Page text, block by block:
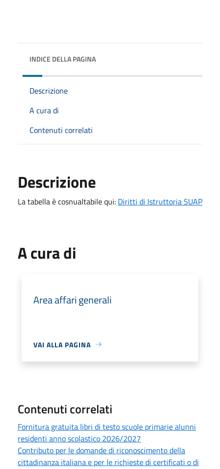
INDICE DELLA PAGINA
Descrizione
A cura di
Contenuti correlati
Descrizione
La tabella è cosnualtabile qui: Diritti di Istruttoria SUAP
A cura di
Area affari generali
VAI ALLA PAGINA
Contenuti correlati
Fornitura gratuita libri di testo scuole primarie alunni
residenti anno scolastico 2026/2027
Contributo per le domande di riconoscimento della
cittadinanza italiana e per le richieste di certificati o di